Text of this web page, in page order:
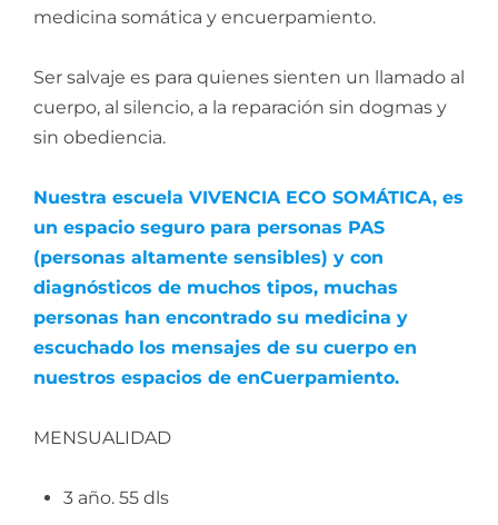
medicina somática y encuerpamiento.
Ser salvaje es para quienes sienten un llamado al
cuerpo, al silencio, a la reparación sin dogmas y
sin obediencia.
Nuestra escuela VIVENCIA ECO SOMÁTICA, es
un espacio seguro para personas PAS
(personas altamente sensibles) y con
diagnósticos de muchos tipos, muchas
personas han encontrado su medicina y
escuchado los mensajes de su cuerpo en
nuestros espacios de enCuerpamiento.
MENSUALIDAD
3 año. 55 dls